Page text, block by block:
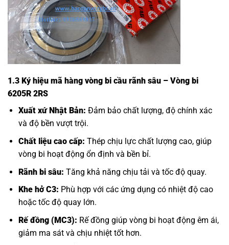
1.3 Ký hiệu mã hàng vòng bi cầu rãnh sâu – Vòng bi
6205R 2RS
Xuất xứ Nhật Bản: Đảm bảo chất lượng, độ chính xác
và độ bền vượt trội.
Chất liệu cao cấp: Thép chịu lực chất lượng cao, giúp
vòng bi hoạt động ổn định và bền bỉ.
Rãnh bi sâu: Tăng khả năng chịu tải và tốc độ quay.
Khe hở C3: Phù hợp với các ứng dụng có nhiệt độ cao
hoặc tốc độ quay lớn.
Rế đồng (MC3): Rế đồng giúp vòng bi hoạt động êm ái,
giảm ma sát và chịu nhiệt tốt hơn.